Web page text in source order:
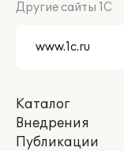
Другие сайты 1С
Каталог
Внедрения
Публикации